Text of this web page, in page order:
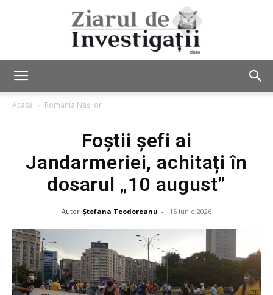
de
Acasă România Nașilor
Foștii șefi ai
Jandarmeriei, achitați în
dosarul „10 august”
Autor Ștefana Teodoreanu - 15 iunie 2026